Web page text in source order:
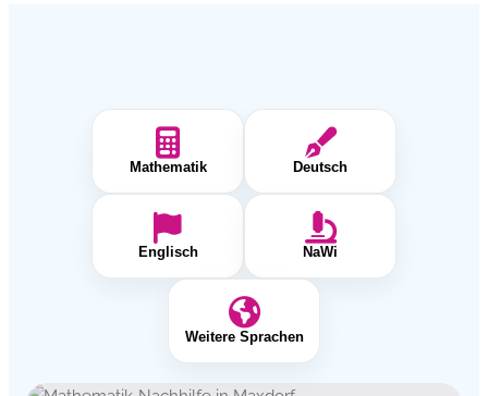
Mathematik Deutsch
Englisch NaWi
Weitere Sprachen